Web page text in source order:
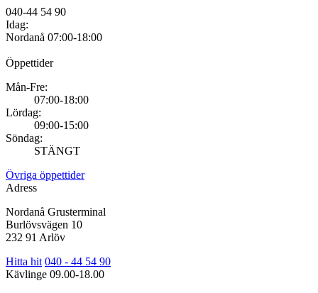
040-44 54 90
Idag:
Nordanå 07:00-18:00
Öppettider
Mån-Fre:
07:00-18:00
Lördag:
09:00-15:00
Söndag:
STÄNGT
Övriga öppettider
Adress
Nordanå Grusterminal
Burlövsvägen 10
232 91 Arlöv
Hitta hit 040 - 44 54 90
Kävlinge 09.00-18.00